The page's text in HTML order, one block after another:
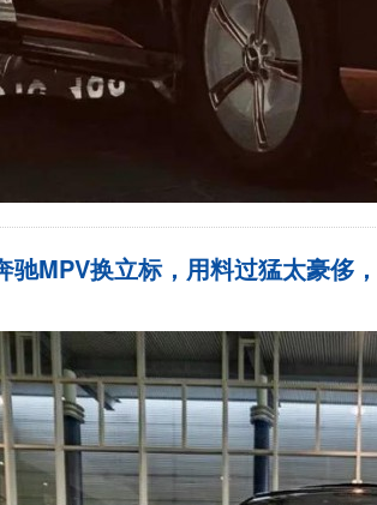
驰MPV换立标，用料过猛太豪侈